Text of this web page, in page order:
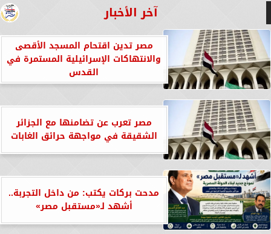
آخر الأخبار
مصر تدين اقتحام المسجد الأقصى
والانتهاكات الإسرائيلية المستمرة في
القدس
مصر تعرب عن تضامنها مع الجزائر
الشقيقة في مواجهة حرائق الغابات
مدحت بركات يكتب: من داخل التجربة..
أشهد لـ«مستقبل مصر»